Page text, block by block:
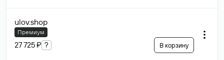
ulov.shop
Премиум
27 725 ₽ ? В корзину